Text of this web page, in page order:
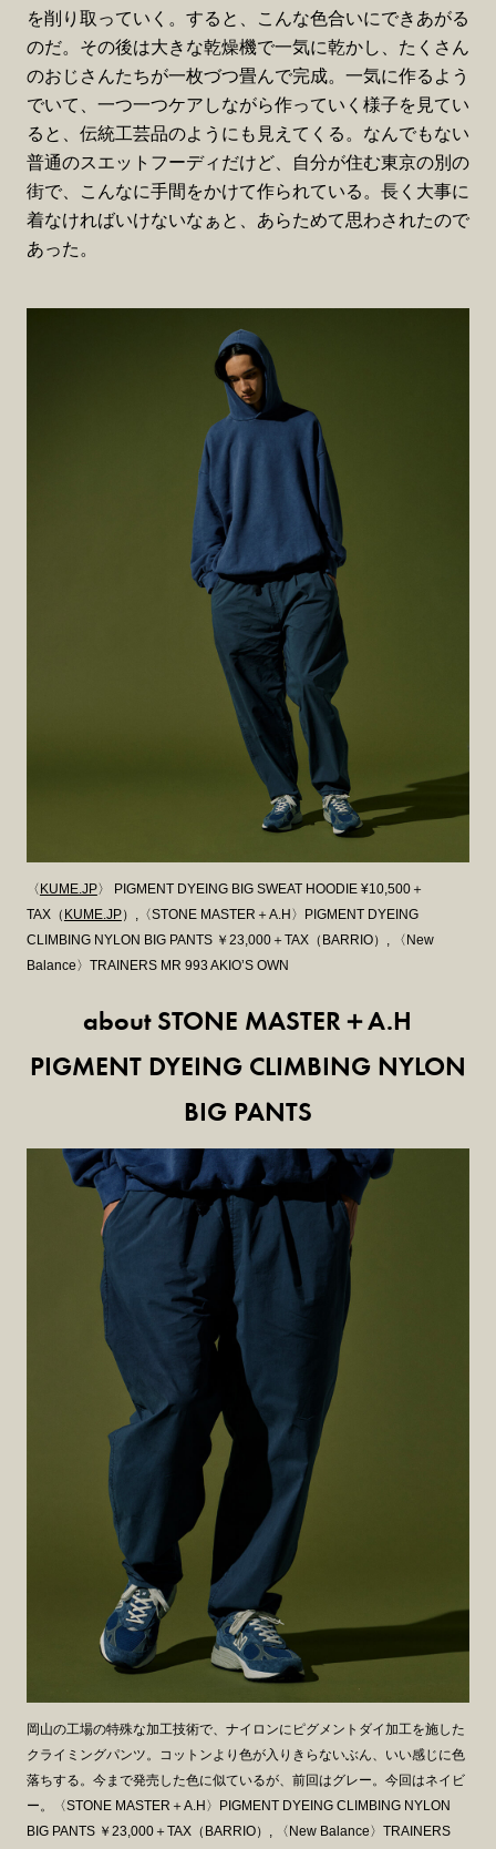
を削り取っていく。すると、こんな色合いにできあがる
のだ。その後は大きな乾燥機で一気に乾かし、たくさん
のおじさんたちが一枚づつ畳んで完成。一気に作るよう
でいて、一つ一つケアしながら作っていく様子を見てい
ると、伝統工芸品のようにも見えてくる。なんでもない
普通のスエットフーディだけど、自分が住む東京の別の
街で、こんなに手間をかけて作られている。長く大事に
着なければいけないなぁと、あらためて思わされたので
あった。
〈 KUME.JP〉 PIGMENT DYEING BIG SWEAT HOODIE ¥10,500＋
TAX（ KUME.JP）,〈STONE MASTER＋A.H〉PIGMENT DYEING
CLIMBING NYLON BIG PANTS ￥23,000＋TAX（BARRIO）, 〈New
Balance〉TRAINERS MR 993 AKIO’S OWN
about STONE MASTER＋A.H
PIGMENT DYEING CLIMBING NYLON
BIG PANTS
岡山の工場の特殊な加工技術で、ナイロンにピグメントダイ加工を施した
クライミングパンツ。コットンより色が入りきらないぶん、いい感じに色
落ちする。今まで発売した色に似ているが、前回はグレー。今回はネイビ
ー。〈STONE MASTER＋A.H〉PIGMENT DYEING CLIMBING NYLON
BIG PANTS ￥23,000＋TAX（BARRIO）, 〈New Balance〉TRAINERS